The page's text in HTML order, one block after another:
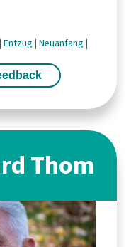
| Entzug | Neuanfang |
Thom